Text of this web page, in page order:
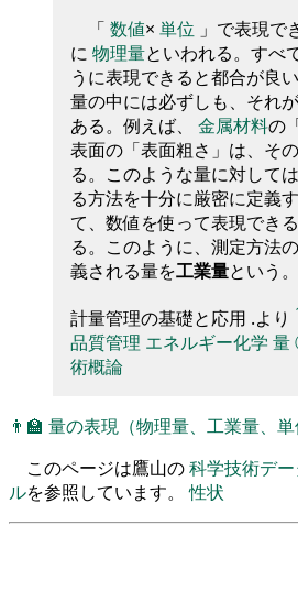
「 数値× 単位 」で表現で
に 物理量といわれる。すべ
うに表現できると都合が良
量の中には必ずしも、それ
ある。例えば、 金属材料の
表面の「表面粗さ」は、そ
る。このような量に対して
る方法を十分に厳密に定義
て、数値を使って表現でき
る。このように、測定方法
義される量を工業量という。
計量管理の基礎と応用 .より
品質管理 エネルギー化学 量
術概論
👨‍🏫 量の表現（物理量、工業量、単
このページは鷹山の科学技術デ
ルを参照しています。性状